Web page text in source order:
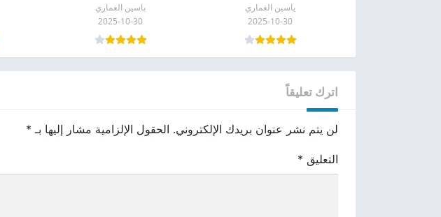
ياسين الغماري
2025-10-30
ياسين الغماري
2025-10-30
اترك تعليقاً
لن يتم نشر عنوان بريدك الإلكتروني. الحقول الإلزامية مشار إليها بـ *
التعليق *